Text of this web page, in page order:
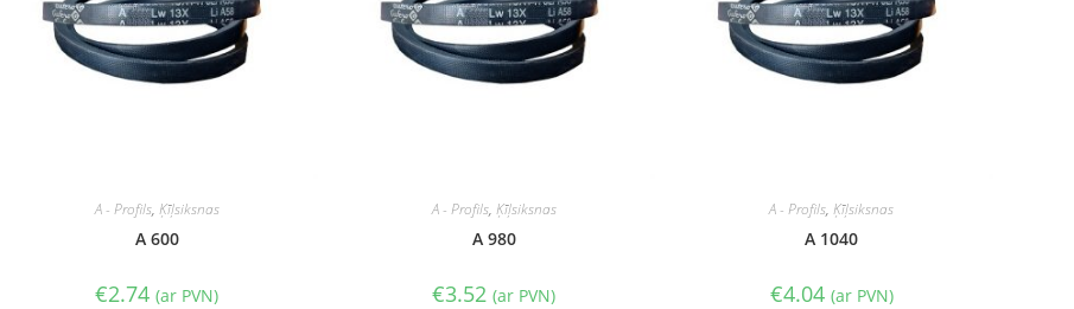
A - Profils, Ķīļsiksnas
A 600
€2.74 (ar PVN)
A - Profils, Ķīļsiksnas
A 980
€3.52 (ar PVN)
A - Profils,Ķīļsiksnas
A 1040
€4.04 (ar PVN)